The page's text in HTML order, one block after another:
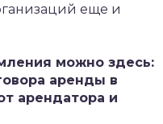
еще и
можно здесь:
аренды в
арендатора и